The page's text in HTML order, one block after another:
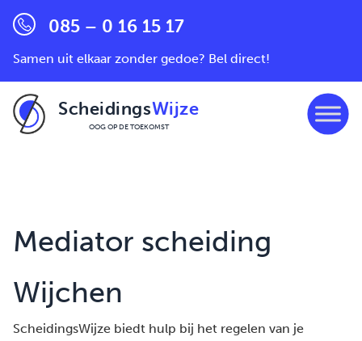
085 – 0 16 15 17
Samen uit elkaar zonder gedoe? Bel direct!
ScheidingsWijze
OOG OP DE TOEKOMST
Mediator scheiding
Wijchen
ScheidingsWijze biedt hulp bij het regelen van je